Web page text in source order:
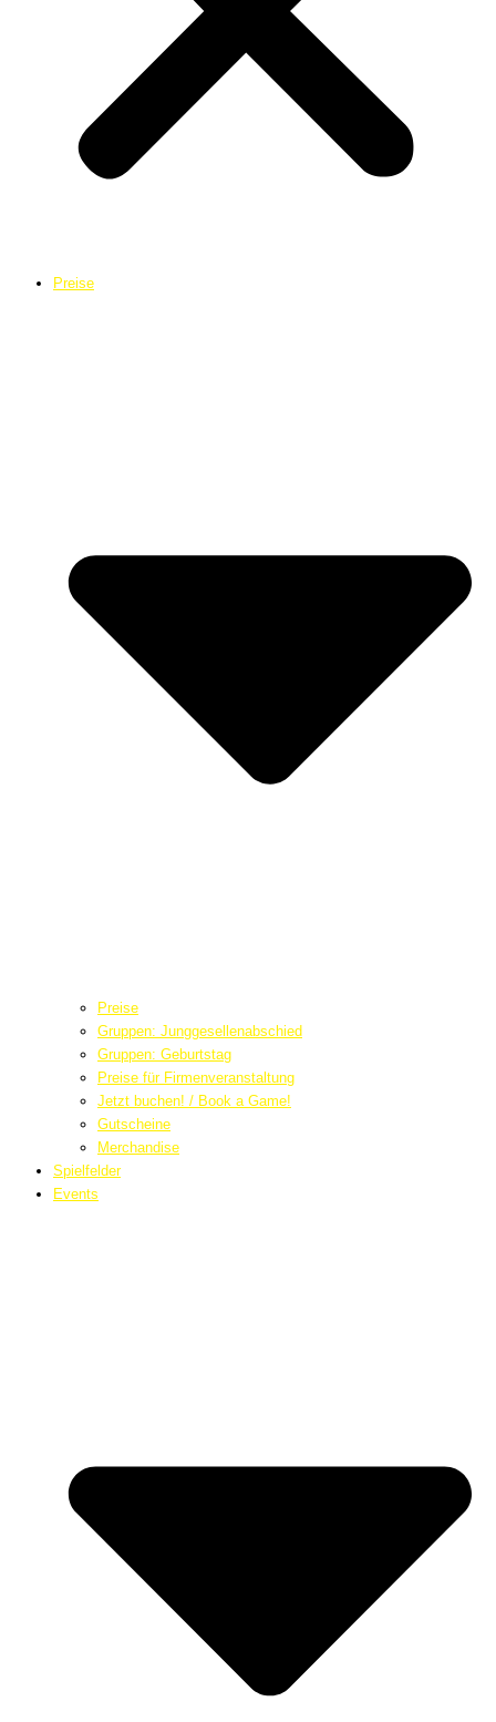
Preise
Preise
Gruppen: Junggesellenabschied
Gruppen: Geburtstag
Preise für Firmenveranstaltung
Jetzt buchen! / Book a Game!
Gutscheine
Merchandise
Spielfelder
Events